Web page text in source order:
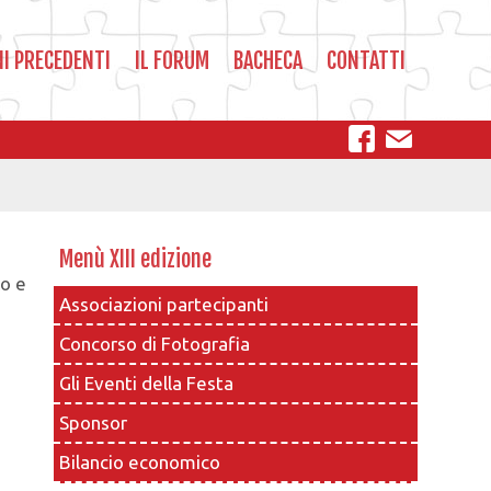
PRECEDENTI IL FORUM BACHECA CONTATTI
e
Menù XIII edizione
Associazioni partecipanti
Concorso di Fotografia
Gli Eventi della Festa
Sponsor
Bilancio economico